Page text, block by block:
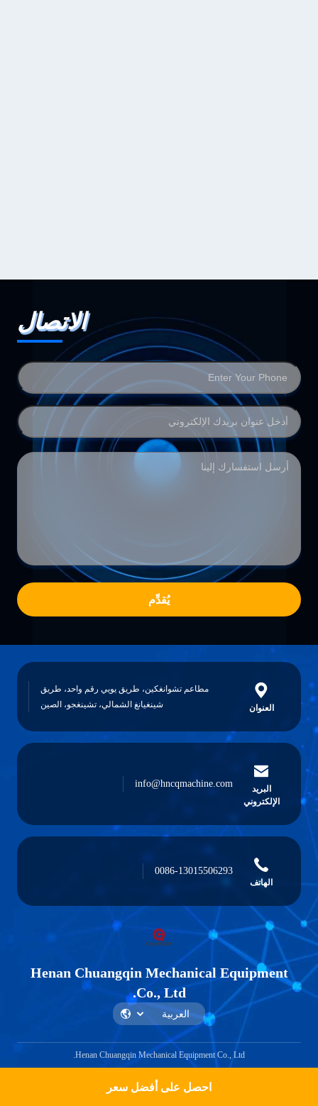
احصل على أفضل سعر
الاتصال
يُقدِّم
العنوان
مطاعم تشوانغكين، طريق يويي رقم واحد، طريق
شينغيانغ الشمالي، تشينغجو، الصين
البريد
الإلكتروني
info@hncqmachine.com
الهاتف
0086-13015506293
Henan Chuangqin Mechanical Equipment
Co., Ltd.
Henan Chuangqin Mechanical Equipment Co., Ltd.
Get a Quote